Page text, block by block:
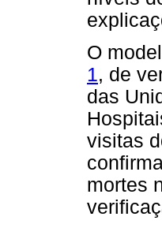
O
1, de
das
visitas
mortes